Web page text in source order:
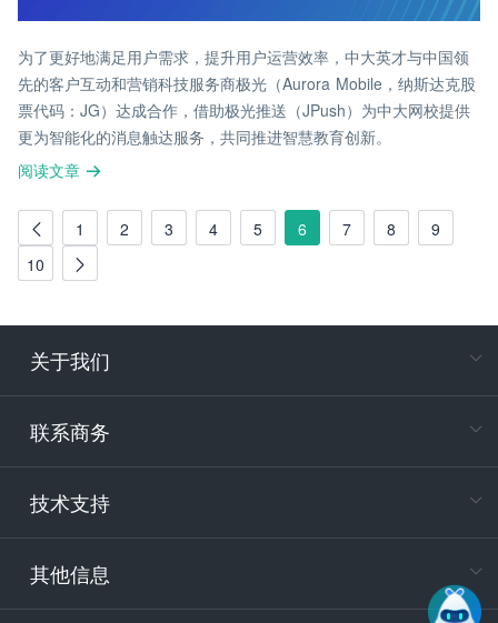
为了更好地满足用户需求，提升用户运营效率，中大英才与中国领
先的客户互动和营销科技服务商极光（Aurora Mobile，纳斯达克股
票代码：JG）达成合作，借助极光推送（JPush）为中大网校提供
更为智能化的消息触达服务，共同推进智慧教育创新。
阅读文章
1 2 3 4 5 6 7 8
9
10
关于我们
联系商务
技术支持
其他信息
电
400-
技